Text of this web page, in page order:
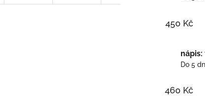
450 Kč
Do 5
460 Kč